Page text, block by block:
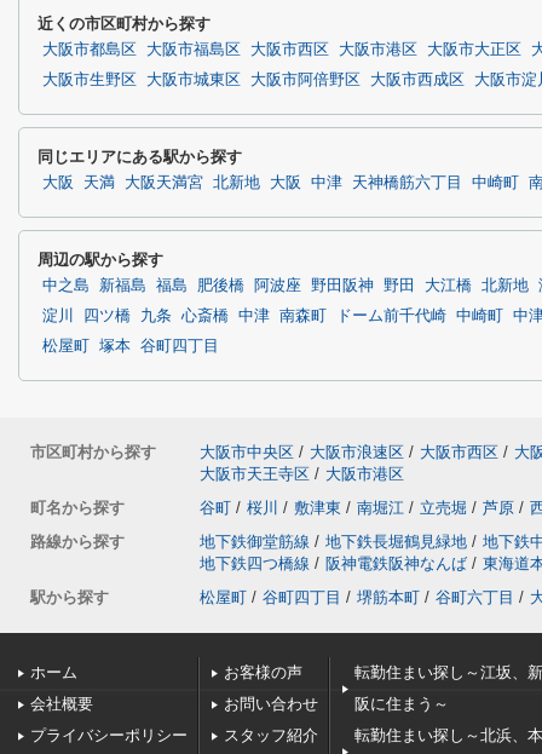
近くの市区町村から探す
大阪市都島区 大阪市福島区 大阪市西区 大阪市港区 大阪市大正区
大阪市生野区
大阪市城東区 大阪市阿倍野区 大阪市西成区 大阪市淀
同じエリアにある駅から探す
大阪 天満 大阪天満宮 北新地 大阪 中津 天神橋筋六丁目 中崎町
周辺の駅から探す
中之島 新福島 福島 肥後橋 阿波座 野田阪神 野田 大江橋 北新地
淀川
四ツ橋 九条 心斎橋 中津 南森町 ドーム前千代崎 中崎町
中
松屋町
塚本 谷町四丁目
市区町村から探す 大阪市中央区 / 大阪市浪速区 / 大阪市西区 / 大
大阪市天王寺区 / 大阪市港区
町名から探す
谷町 / 桜川 / 敷津東 / 南堀江 / 立売堀 / 芦原 /
路線から探す
地下鉄御堂筋線 / 地下鉄長堀鶴見緑地 / 地下鉄
地下鉄四つ橋線 / 阪神電鉄阪神なんば / 東海道
駅から探す
松屋町 / 谷町四丁目 / 堺筋本町 / 谷町六丁目 /
ホーム
会社概要
プライバシーポリシー
お客様の声
お問い合わせ
スタッフ紹介
転勤住まい探し～江坂、
阪に住まう～
転勤住まい探し～北浜、